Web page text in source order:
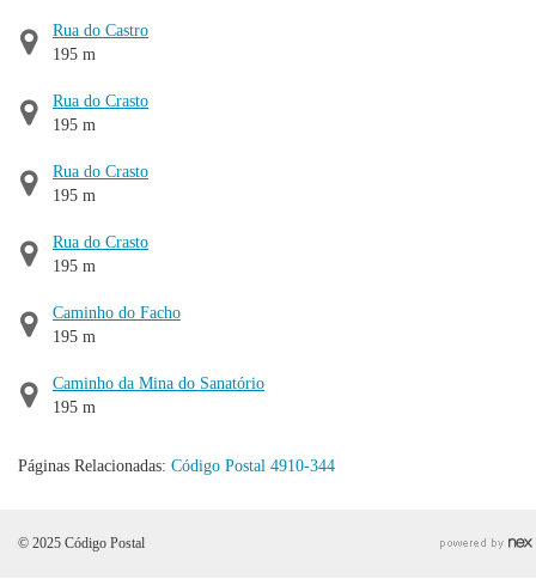
Rua do Castro
195 m
Rua do Crasto
195 m
Rua do Crasto
195 m
Rua do Crasto
195 m
Caminho do Facho
195 m
Caminho da Mina do Sanatório
195 m
Páginas Relacionadas: Código Postal 4910-344
© 2025 Código Postal